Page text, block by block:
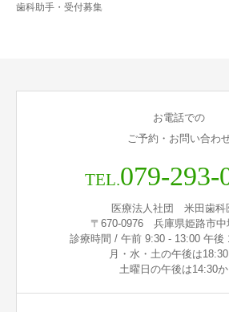
歯科助手・受付募集
お電話での
ご予約・お問い合わ
TEL.079-293-
医療法人社団 米田歯科
〒670-0976 兵庫県姫路市中
診療時間 / 午前 9:30 - 13:00 午後
月・水・土の午後は
土曜日の午後は14:30か